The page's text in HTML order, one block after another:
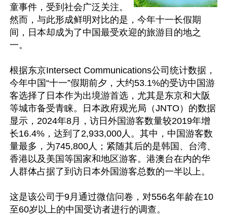
童事件，受到社会广泛关注。
然而，与此形成鲜明对比的是，今年十一长假期
间，日本却成为了中国最受欢迎的旅游目的地之
一。
根据东京Intersect Communications公司统计数据，
今年中国“十一”假期前夕，大约53.1%的受访中国游
客选择了日本作为出境游首选，尤其是东京和大阪
等城市备受青睐。日本政府观光局（JNTO）的数据
显示，2024年8月，访日外国游客数量较2019年增
长16.4%，达到了2,933,000人。其中，中国游客数
量最多，为745,800人；紧随其后的是韩国、台湾、
香港以及美国等国家和地区游客。港澳台在内的华
人群体占据了到访日本外国游客总数的一半以上。
这是该公司于9月通过微信问卷，对556名年龄在10
至60岁以上的中国受访者进行的调查。